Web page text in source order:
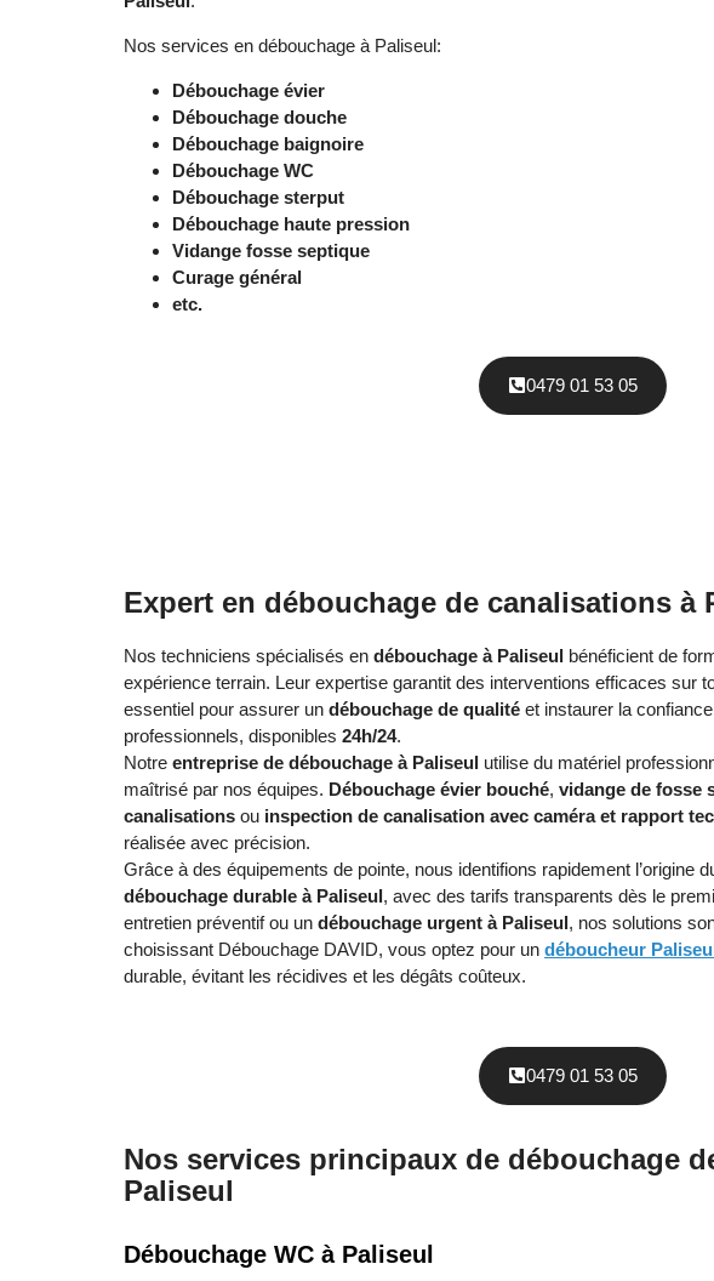
Nos services en débouchage à Paliseul:
Débouchage évier
Débouchage douche
Débouchage baignoire
Débouchage WC
Débouchage sterput
Débouchage haute pression
Vidange fosse septique
Curage général
etc.
0479 01 53 05
Expert en débouchage de canalisations à
Nos techniciens spécialisés en débouchage à Paliseul bénéficient de
expérience terrain. Leur expertise garantit des interventions efficaces sur
essentiel pour assurer un débouchage de qualité et instaurer la
professionnels, disponibles 24h/24.
Notre entreprise de débouchage à Paliseul utilise du matériel
maîtrisé par nos équipes. Débouchage évier bouché, vidange de fosse
canalisations ou inspection de canalisation avec caméra et rapport
réalisée avec précision.
Grâce à des équipements de pointe, nous identifions rapidement l’origine
débouchage durable à Paliseul, avec des tarifs transparents dès le
entretien préventif ou un débouchage urgent à Paliseul, nos solutions
choisissant Débouchage DAVID, vous optez pour un déboucheur
durable, évitant les récidives et les dégâts coûteux.
0479 01 53 05
Nos services principaux de débouchage
Paliseul
Débouchage WC à Paliseul